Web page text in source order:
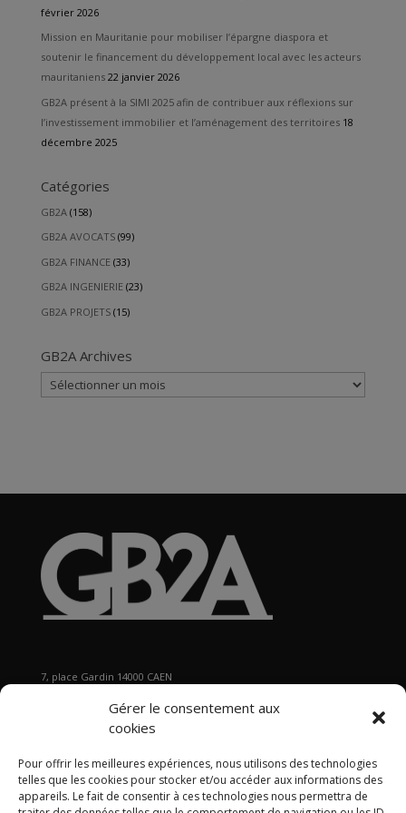
Gérer le consentement aux
cookies
Pour offrir les meilleures expériences, nous utilisons des technologies
telles que les cookies pour stocker et/ou accéder aux informations des
appareils. Le fait de consentir à ces technologies nous permettra de
février 2026
Mission en Mauritanie pour mobiliser l’épargne diaspora et
soutenir le financement du développement local avec les acteurs
mauritaniens 22 janvier 2026
GB2A présent à la SIMI 2025 afin de contribuer aux réflexions sur
l’investissement immobilier et l’aménagement des territoires 18
décembre 2025
Catégories
GB2A(158)
GB2A AVOCATS(99)
GB2A FINANCE(33)
GB2A INGENIERIE(23)
GB2A PROJETS(15)
GB2A Archives
GB2A
Archives
7, place Gardin 14000 CAEN
ecretariat@gb2a.fr
Nos bureaux
Caen • Paris • Marseille Lyon• Nancy • Lille •Bordeaux •